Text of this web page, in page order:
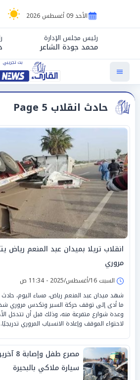
الأحد 09 أغسطس 2026
رئيس مجلس الإدارة
محمد جودة الشاعر
حادث انقلاب Page 5
انقلاب تريلا بميدان عبد المنعم
مروري
السبت 16/أغسطس/2025 - 11:34 ص
شهد ميدان عبد المنعم رياض، مساء اليوم، حادث
ما أدى إلى توقف حركة السير وتكدس مروري
وعدة شوارع متفرعة منه، وذلك قبل أن تتدخل
لاحتواء الموقف وإعادة الانسياب المروري تدريجيًا.
مصرع
سيارة ملاكي بالبحيرة